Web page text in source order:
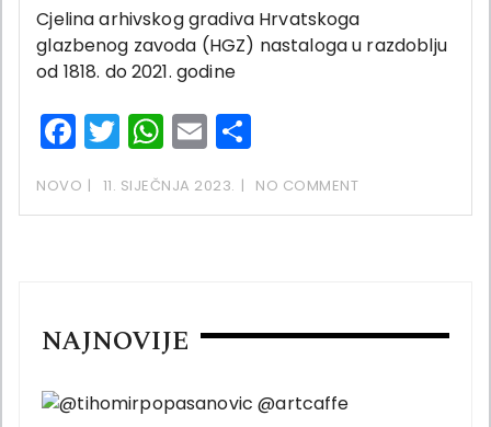
Cjelina arhivskog gradiva Hrvatskoga
glazbenog zavoda (HGZ) nastaloga u razdoblju
od 1818. do 2021. godine
Facebook
Twitter
WhatsApp
Email
NOVO 11. SIJEČNJA 2023. NO COMMENT
NAJNOVIJE